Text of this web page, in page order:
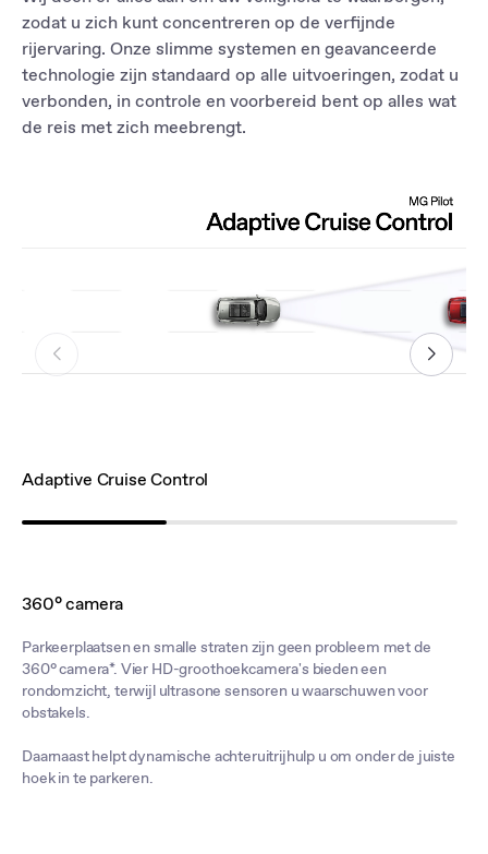
zodat u zich kunt concentreren op de verfijnde
rijervaring. Onze slimme systemen en geavanceerde
technologie zijn standaard op alle uitvoeringen, zodat u
verbonden, in controle en voorbereid bent op alles wat
de reis met zich meebrengt.
Adaptive Cruise Control
360° camera
Parkeerplaatsen en smalle straten zijn geen probleem met de
360° camera*. Vier HD-groothoekcamera's bieden een
rondomzicht, terwijl ultrasone sensoren u waarschuwen voor
obstakels.
Daarnaast helpt dynamische achteruitrijhulp u om onder de juiste
hoek in te parkeren.